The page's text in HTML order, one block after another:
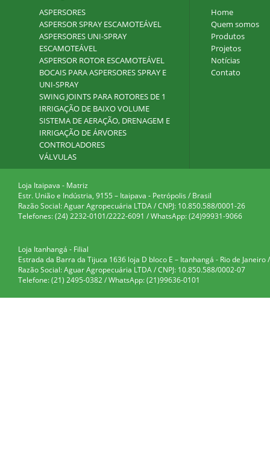
ASPERSORES
ASPERSOR SPRAY ESCAMOTEÁVEL
ASPERSORES UNI-SPRAY
ESCAMOTEÁVEL
ASPERSOR ROTOR ESCAMOTEÁVEL
BOCAIS PARA ASPERSORES SPRAY E
UNI-SPRAY
SWING JOINTS PARA ROTORES DE 1
IRRIGAÇÃO DE BAIXO VOLUME
SISTEMA DE AERAÇÃO, DRENAGEM E
IRRIGAÇÃO DE ÁRVORES
CONTROLADORES
VÁLVULAS
Home
Quem somos
Produtos
Projetos
Notícias
Contato
Loja Itaipava - Matriz
Estr. União e Indústria, 9155 – Itaipava - Petrópolis / Brasil
Razão Social: Aguar Agropecuária LTDA / CNPJ: 10.850.588/0001-26
Telefones: (24) 2232-0101/2222-6091 / WhatsApp: (24)99931-9066
Loja Itanhangá - Filial
Estrada da Barra da Tijuca 1636 loja D bloco E – Itanhangá - Rio de Janeiro
Razão Social: Aguar Agropecuária LTDA / CNPJ: 10.850.588/0002-07
Telefone: (21) 2495-0382 / WhatsApp: (21)99636-0101